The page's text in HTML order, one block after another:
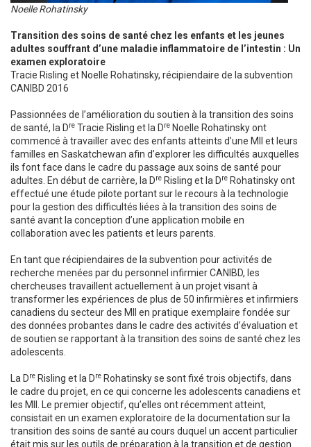
Noelle Rohatinsky
Transition des soins de santé chez les enfants et les jeunes
adultes souffrant d’une maladie inflammatoire de l’intestin : Un
examen exploratoire
Tracie Risling et Noelle Rohatinsky, récipiendaire de la subvention
CANIBD 2016
Passionnées de l’amélioration du soutien à la transition des soins
de santé, la Dre Tracie Risling et la Dre Noelle Rohatinsky ont
commencé à travailler avec des enfants atteints d’une MII et leurs
familles en Saskatchewan afin d’explorer les difficultés auxquelles
ils font face dans le cadre du passage aux soins de santé pour
adultes. En début de carrière, la Dre Risling et la Dre Rohatinsky ont
effectué une étude pilote portant sur le recours à la technologie
pour la gestion des difficultés liées à la transition des soins de
santé avant la conception d’une application mobile en
collaboration avec les patients et leurs parents.
En tant que récipiendaires de la subvention pour activités de
recherche menées par du personnel infirmier CANIBD, les
chercheuses travaillent actuellement à un projet visant à
transformer les expériences de plus de 50 infirmières et infirmiers
canadiens du secteur des MII en pratique exemplaire fondée sur
des données probantes dans le cadre des activités d’évaluation et
de soutien se rapportant à la transition des soins de santé chez les
adolescents.
La Dre Risling et la Dre Rohatinsky se sont fixé trois objectifs, dans
le cadre du projet, en ce qui concerne les adolescents canadiens et
les MII. Le premier objectif, qu’elles ont récemment atteint,
consistait en un examen exploratoire de la documentation sur la
transition des soins de santé au cours duquel un accent particulier
était mis sur les outils de préparation à la transition et de gestion